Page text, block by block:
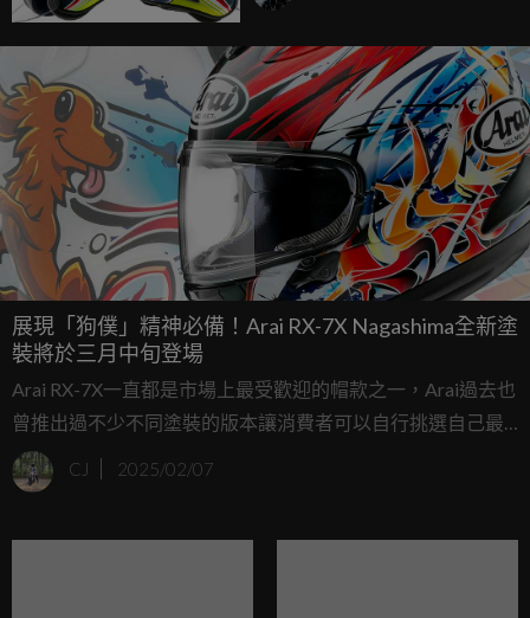
展現「狗僕」精神必備！Arai RX-7X Nagashima全新塗
裝將於三月中旬登場
Arai RX-7X一直都是市場上最受歡迎的帽款之一，Arai過去也
曾推出過不少不同塗裝的版本讓消費者可以自行挑選自己最
喜歡的風格。Arai在2024年大阪車展上亮相了他們與參與多
項職業賽事的日本車手長島哲太(Tetsuta Nagashima)合作設
CJ 2025/02/07